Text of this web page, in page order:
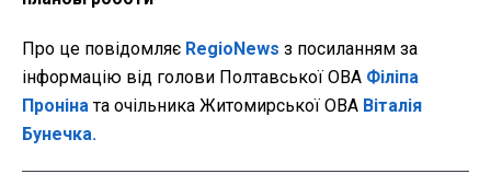
Про це повідомляє RegioNews з посиланням за
інформацію від голови Полтавської ОВА Філіпа
Проніна та очільника Житомирської ОВА Віталія
Бунечка.